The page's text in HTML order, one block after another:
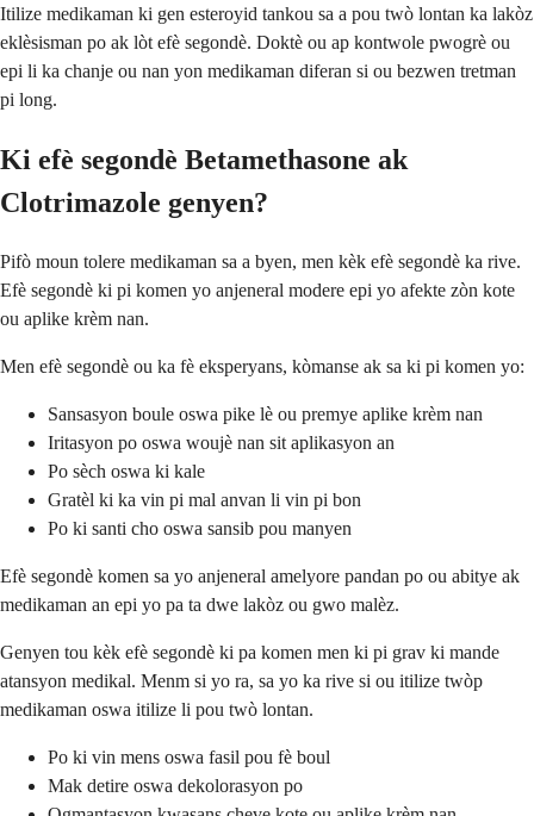
Itilize medikaman ki gen esteroyid tankou sa a pou twò lontan ka lakòz
eklèsisman po ak lòt efè segondè. Doktè ou ap kontwole pwogrè ou
epi li ka chanje ou nan yon medikaman diferan si ou bezwen tretman
pi long.
Ki efè segondè Betamethasone ak
Clotrimazole genyen?
Pifò moun tolere medikaman sa a byen, men kèk efè segondè ka rive.
Efè segondè ki pi komen yo anjeneral modere epi yo afekte zòn kote
ou aplike krèm nan.
Men efè segondè ou ka fè eksperyans, kòmanse ak sa ki pi komen yo:
Sansasyon boule oswa pike lè ou premye aplike krèm nan
Iritasyon po oswa woujè nan sit aplikasyon an
Po sèch oswa ki kale
Gratèl ki ka vin pi mal anvan li vin pi bon
Po ki santi cho oswa sansib pou manyen
Efè segondè komen sa yo anjeneral amelyore pandan po ou abitye ak
medikaman an epi yo pa ta dwe lakòz ou gwo malèz.
Genyen tou kèk efè segondè ki pa komen men ki pi grav ki mande
atansyon medikal. Menm si yo ra, sa yo ka rive si ou itilize twòp
medikaman oswa itilize li pou twò lontan.
Po ki vin mens oswa fasil pou fè boul
Mak detire oswa dekolorasyon po